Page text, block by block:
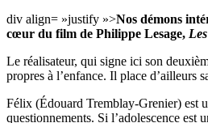
div align= »justify »>Nos démons
cœur du film de Philippe Lesage,
Le réalisateur, qui signe ici son
propres à l’enfance. Il place d’ailleurs
Félix (Édouard Tremblay-Grenier) est
questionnements. Si l’adolescence est